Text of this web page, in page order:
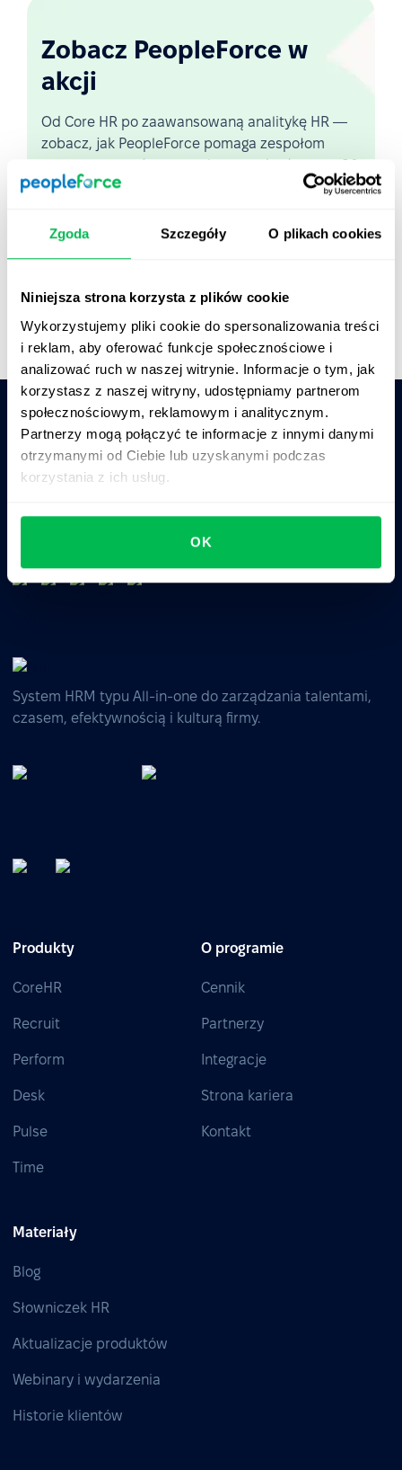
Zgoda Szczegóły O plikach cookies
Niniejsza strona korzysta z plików cookie
Wykorzystujemy pliki cookie do spersonalizowania treści
i reklam, aby oferować funkcje społecznościowe i
analizować ruch w naszej witrynie. Informacje o tym, jak
korzystasz z naszej witryny, udostępniamy partnerom
społecznościowym, reklamowym i analitycznym.
Partnerzy mogą połączyć te informacje z innymi danymi
otrzymanymi od Ciebie lub uzyskanymi podczas
korzystania z ich usług.
OK
Zobacz PeopleForce w
akcji
Od Core HR po zaawansowaną analitykę HR —
zobacz, jak PeopleForce pomaga zespołom
automatyzować procesy i oszczędzać nawet 80
godzin miesięcznie.
Krótki przegląd platformy
Zapytaj AI o podsumowanie PeopleForce:
ChatGPT
Claude Perplexity
Business driven. People focused.
System HRM typu All-in-one do zarządzania talentami,
czasem, efektywnością i kulturą firmy.
Produkty
CoreHR
Recruit
Perform
Desk
Pulse
Time
O programie
Cennik
Partnerzy
Integracje
Strona kariera
Kontakt
Materiały
Blog
Słowniczek HR
Aktualizacje produktów
Webinary i wydarzenia
Historie klientów